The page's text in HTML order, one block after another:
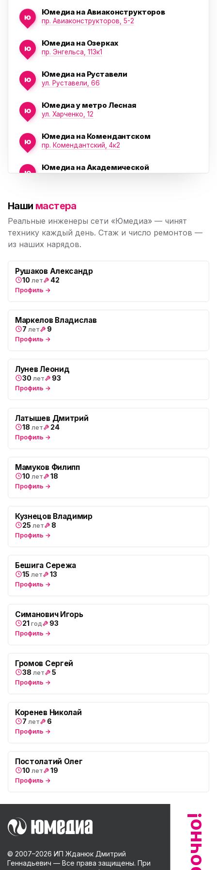
ю
Юмедиа на Авиаконструкторов
пр. Авиаконструкторов, 5-2
ю
Юмедиа на Озерках
пр. Энгельса, 113к1
ю
Юмедиа на Руставели
ул. Руставели, 66
ю
Юмедиа у метро Лесная
ул. Харченко, 12
ю
Юмедиа на Комендантском
пр. Комендантский, 4к2
ю
Юмедиа на Академической
ю Морская набережная, 35
ю
Юмедиа на Наставников
пр. Наставников 35
ул. Антонова-Овсеенко, 25к1
ю
Юмедиа в ТК Юго-Запад
ю
Юмедиа на Космонавтов
пр. Космонавтов, 38к4
ю
Юмедиа в Купчино
ю
Юмедиа Сервис в Колпино
ул. Тверская 60, Колпино
Наши мастера
Реальные инженеры сети «Юмедиа» — чинят
технику каждый день. Стаж и число ремонтов —
из наших нарядов.
Рушаков Александр
10 лет 42
Профиль →
Маркелов Владислав
7 лет 9
Профиль →
Лунев Леонид
30 лет 93
Профиль →
Латышев Дмитрий
18 лет 24
Профиль →
Мамуков Филипп
10 лет 18
Профиль →
Кузнецов Владимир
25 лет 8
Профиль →
Бешига Сережа
15 лет 13
Профиль →
Симанович Игорь
21 год 93
Профиль →
Громов Сергей
38 лет 5
Профиль →
Коренев Николай
7 лет 6
Профиль →
Постолатий Олег
10 лет 19
Профиль →
© 2007–2026 ИП Жданюк Дмитрий
Геннадьевич — Все права защищены. При